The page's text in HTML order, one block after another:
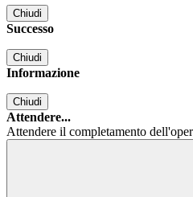
Chiudi
Successo
Chiudi
Informazione
Chiudi
Attendere...
Attendere il completamento